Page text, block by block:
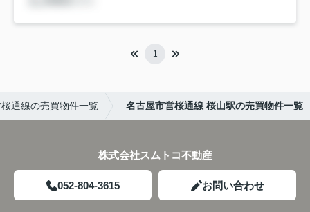
1
通線の売買物件一覧 名古屋市営桜通線 桜山駅の売買物件一覧
株式会社スムトコ不動産
052-804-3615 お問い合わせ